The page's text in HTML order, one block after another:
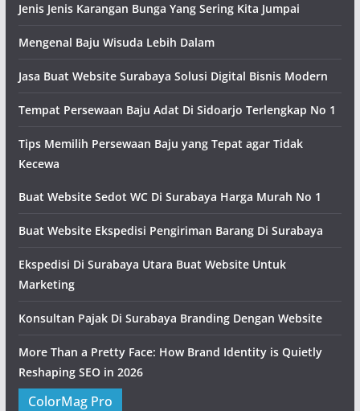
Jenis Jenis Karangan Bunga Yang Sering Kita Jumpai
Mengenal Baju Wisuda Lebih Dalam
Jasa Buat Website Surabaya Solusi Digital Bisnis Modern
Tempat Persewaan Baju Adat Di Sidoarjo Terlengkap No 1
Tips Memilih Persewaan Baju yang Tepat agar Tidak
Kecewa
Buat Website Sedot WC Di Surabaya Harga Murah No 1
Buat Website Ekspedisi Pengiriman Barang Di Surabaya
Ekspedisi Di Surabaya Utara Buat Website Untuk
Marketing
Konsultan Pajak Di Surabaya Branding Dengan Website
More Than a Pretty Face: How Brand Identity is Quietly
Reshaping SEO in 2026
ColorMag Pro